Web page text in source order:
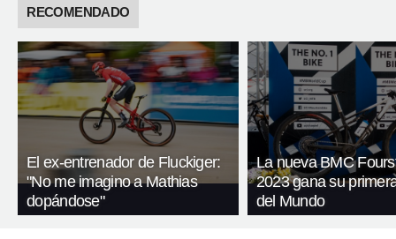
RECOMENDADO
El ex-entrenador de Fluckiger:
"No me imagino a Mathias
dopándose"
La nueva BMC
2023 gana su
del Mundo